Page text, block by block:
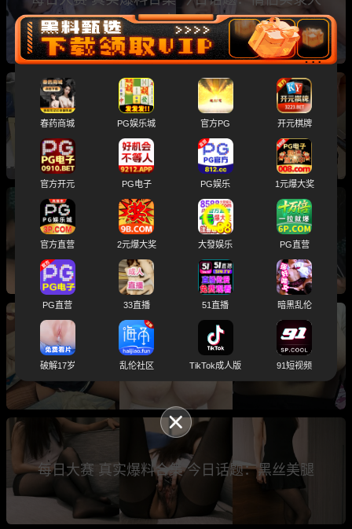
赛！
每日大赛 真实爆料合集 今日话题：野战
每日大赛 真实爆料合集 今日话题：野战
每日大赛 真实爆料合集 今日话题：约炮bbw坦
克！
每日大赛 真实爆料合集 今日话题：黑丝美腿
春药商城 PG娱乐城 官方PG 开元棋牌
官方开元 PG电子 PG娱乐 1元爆大奖
官方直营 2元爆大奖 大發娱乐 PG直营
PG直营 33直播 51直播 暗黑乱伦
破解17岁 乱伦社区 TikTok成人版 91短视频